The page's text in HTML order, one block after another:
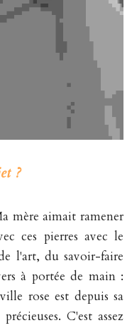
?
mère aimait ramener
ces pierres avec le
l'art, du savoir-faire
à portée de main :
rose est depuis sa
C'est assez